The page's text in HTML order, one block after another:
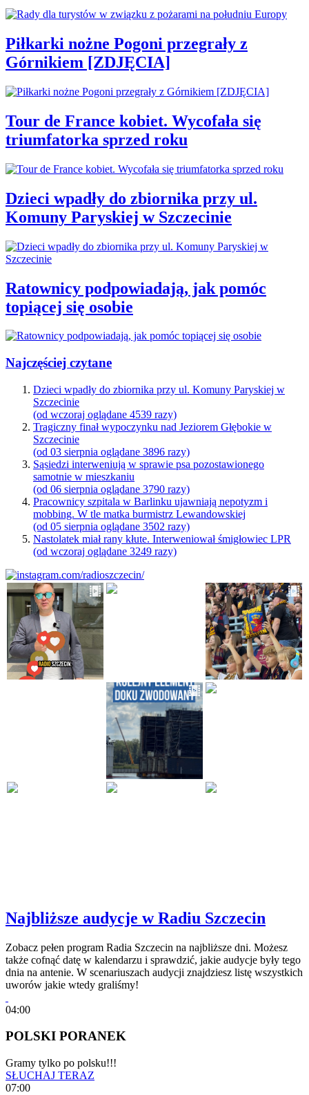
Piłkarki nożne Pogoni przegrały z
Górnikiem [ZDJĘCIA]
Tour de France kobiet. Wycofała się
triumfatorka sprzed roku
Dzieci wpadły do zbiornika przy ul.
Komuny Paryskiej w Szczecinie
Ratownicy podpowiadają, jak pomóc
topiącej się osobie
Najczęściej czytane
Dzieci wpadły do zbiornika przy ul. Komuny Paryskiej w
Szczecinie
(od wczoraj oglądane 4539 razy)
Tragiczny finał wypoczynku nad Jeziorem Głębokie w
Szczecinie
(od 03 sierpnia oglądane 3896 razy)
Sąsiedzi interweniują w sprawie psa pozostawionego
samotnie w mieszkaniu
(od 06 sierpnia oglądane 3790 razy)
Pracownicy szpitala w Barlinku ujawniają nepotyzm i
mobbing. W tle matka burmistrz Lewandowskiej
(od 05 sierpnia oglądane 3502 razy)
Nastolatek miał rany kłute. Interweniował śmigłowiec LPR
(od wczoraj oglądane 3249 razy)
Najbliższe audycje w Radiu Szczecin
Zobacz pełen program Radia Szczecin na najbliższe dni. Możesz
także cofnąć datę w kalendarzu i sprawdzić, jakie audycje były tego
dnia na antenie. W scenariuszach audycji znajdziesz listę wszystkich
uworów jakie wtedy graliśmy!
04:00
POLSKI PORANEK
Gramy tylko po polsku!!!
SŁUCHAJ TERAZ
07:00